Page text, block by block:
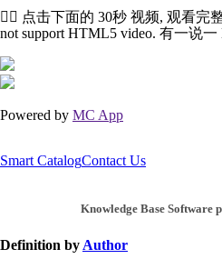
👇🏻 点击下面的 30秒 视频, 观看完
not support HTML5 video. 有一说
Powered by MC App
Smart CatalogContact Us
Knowledge Base Software
Definition by Author